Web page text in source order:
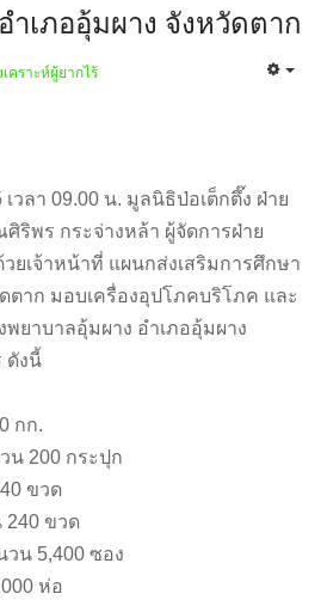
เภออุ้มผาง จังหวัดตาก
เคราะห์ผู้ยากไร้
วลา 09.00 น. มูลนิธิป่อเต็กตึ๊ง ฝ่าย
ริพร กระจ่างหล้า ผู้จัดการฝ่าย
ยเจ้าหน้าที่ แผนกส่งเสริมการศึกษา
ตาก มอบเครื่องอุปโภคบริโภค และ
พยาบาลอุ้มผาง อำเภออุ้มผาง
ดังนี้
กก.
น 200 กระปุก
ขวด
240 ขวด
วน 5,400 ซอง
ห่อ